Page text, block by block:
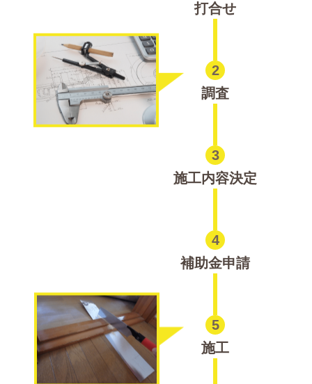
打合せ
2
調査
3
施工内容決定
4
補助金申請
5
施工